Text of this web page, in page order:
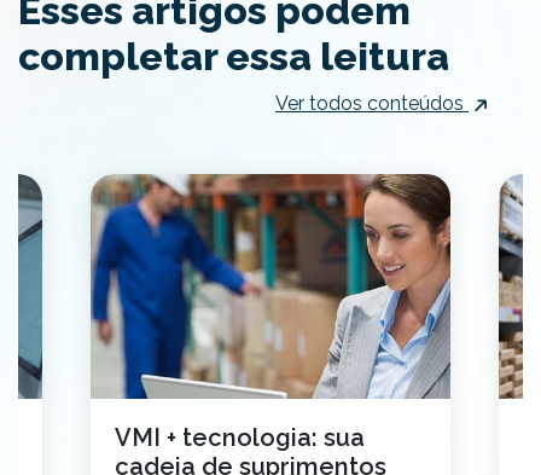
Esses artigos podem
completar essa leitura
Ver todos conteúdos
VMI + tecnologia: sua
cadeia de suprimentos